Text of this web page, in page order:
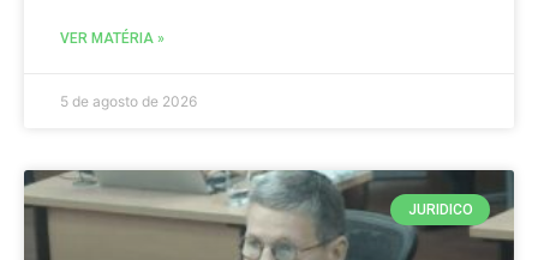
VER MATÉRIA »
5 de agosto de 2026
JURIDICO